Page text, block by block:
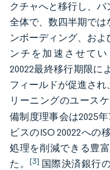
クチャへと移行し、
全体で、数四半期で
ンボーディング、お
ンチを加速させてい
20022最終移行期限に
フィールドが促進さ
リーニングのユース
備制度理事会は2025
ビスのISO 20022へ
処理を削減できる豊
た。[3] 国際決済銀行